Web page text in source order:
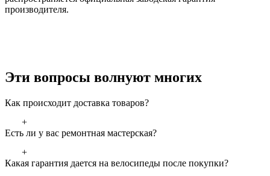
производителя.
Эти вопросы волнуют многих
Как происходит доставка товаров?
+
Есть ли у вас ремонтная мастерская?
+
Какая гарантия дается на велосипеды после покупки?